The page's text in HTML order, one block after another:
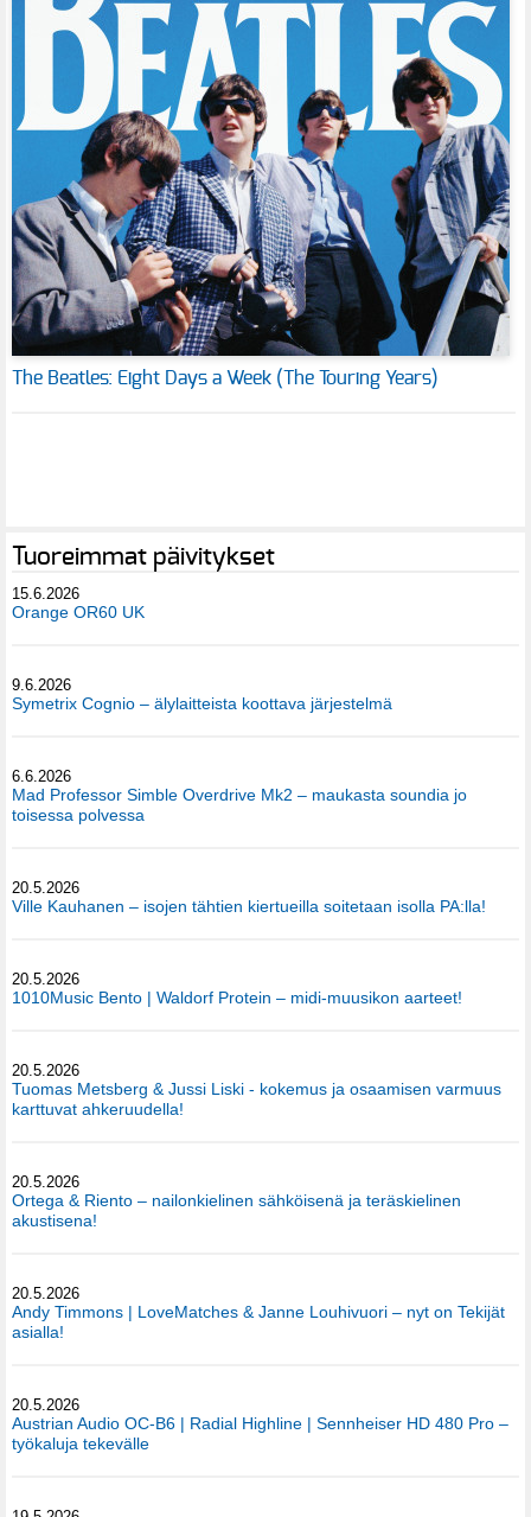
The Beatles: Eight Days a Week (The Touring Years)
Tuoreimmat päivitykset
15.6.2026
Orange OR60 UK
9.6.2026
Symetrix Cognio – älylaitteista koottava järjestelmä
6.6.2026
Mad Professor Simble Overdrive Mk2 – maukasta soundia jo
toisessa polvessa
20.5.2026
Ville Kauhanen – isojen tähtien kiertueilla soitetaan isolla PA:lla!
20.5.2026
1010Music Bento | Waldorf Protein – midi-muusikon aarteet!
20.5.2026
Tuomas Metsberg & Jussi Liski - kokemus ja osaamisen varmuus
karttuvat ahkeruudella!
20.5.2026
Ortega & Riento – nailonkielinen sähköisenä ja teräskielinen
akustisena!
20.5.2026
Andy Timmons | LoveMatches & Janne Louhivuori – nyt on Tekijät
asialla!
20.5.2026
Austrian Audio OC-B6 | Radial Highline | Sennheiser HD 480 Pro –
työkaluja tekevälle